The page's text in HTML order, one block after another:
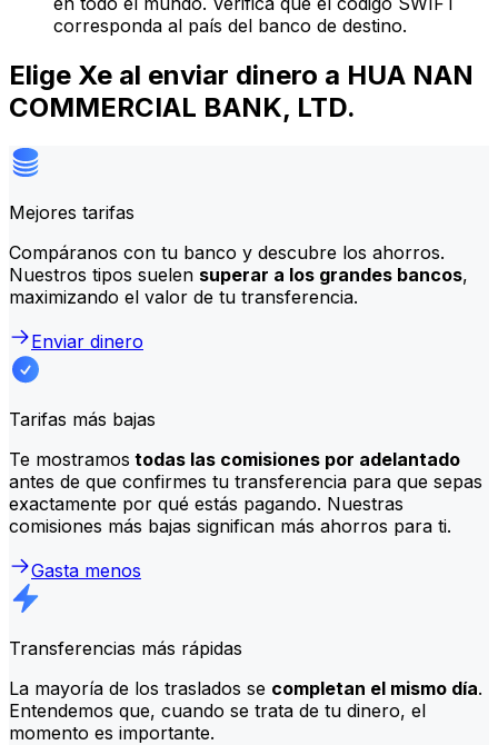
corresponda al país del banco de destino.
Elige Xe al enviar dinero a HUA NAN
COMMERCIAL BANK, LTD.
Mejores tarifas
Compáranos con tu banco y descubre los ahorros.
Nuestros tipos suelen superar a los grandes bancos,
maximizando el valor de tu transferencia.
Enviar dinero
Tarifas más bajas
Te mostramos todas las comisiones por adelantado
antes de que confirmes tu transferencia para que sepas
exactamente por qué estás pagando. Nuestras
comisiones más bajas significan más ahorros para ti.
Gasta menos
Transferencias más rápidas
La mayoría de los traslados se completan el mismo día.
Entendemos que, cuando se trata de tu dinero, el
momento es importante.